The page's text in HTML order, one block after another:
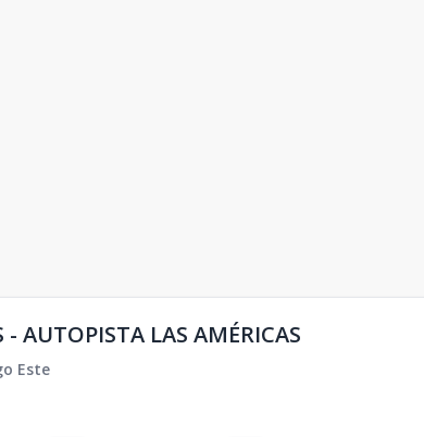
AUTOPISTA LAS AMÉRICAS
Este